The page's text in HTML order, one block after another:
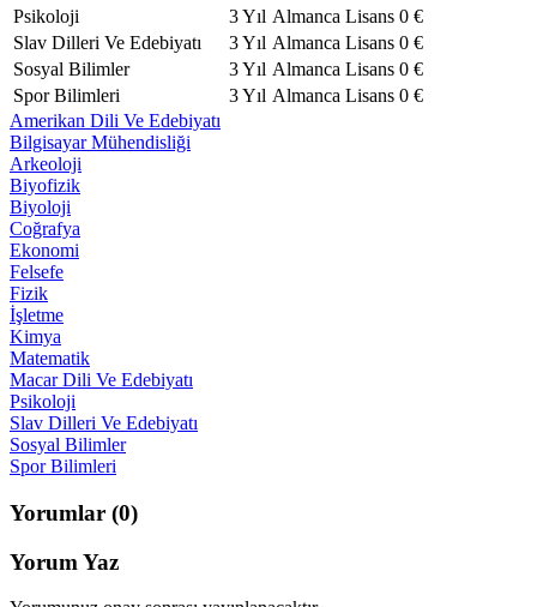
Psikoloji
3 Yıl Almanca Lisans 0 €
Slav Dilleri Ve Edebiyatı
3 Yıl Almanca Lisans 0 €
Sosyal Bilimler
3 Yıl Almanca Lisans 0 €
Spor Bilimleri
3 Yıl Almanca Lisans 0 €
Amerikan Dili Ve Edebiyatı
Bilgisayar Mühendisliği
Arkeoloji
Biyofizik
Biyoloji
Coğrafya
Ekonomi
Felsefe
Fizik
İşletme
Kimya
Matematik
Macar Dili Ve Edebiyatı
Psikoloji
Slav Dilleri Ve Edebiyatı
Sosyal Bilimler
Spor Bilimleri
Yorumlar (0)
Yorum Yaz